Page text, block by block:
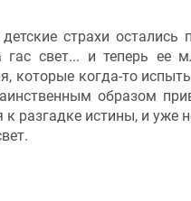
страхи остались
гас свет... и теперь ее
которые когда-то
образом
разгадке истины, и уже